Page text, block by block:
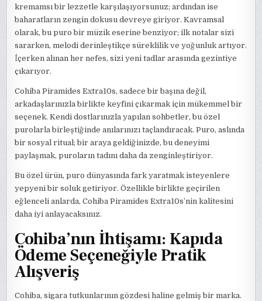
kremamsı bir lezzetle karşılaşıyorsunuz; ardından ise
baharatların zengin dokusu devreye giriyor. Kavramsal
olarak, bu puro bir müzik eserine benziyor; ilk notalar sizi
sararken, melodi derinleştikçe süreklilik ve yoğunluk artıyor.
İçerken alınan her nefes, sizi yeni tadlar arasında gezintiye
çıkarıyor.
Cohiba Piramides Extra10s, sadece bir başına değil,
arkadaşlarınızla birlikte keyfini çıkarmak için mükemmel bir
seçenek. Kendi dostlarınızla yapılan sohbetler, bu özel
purolarla birleştiğinde anılarınızı taçlandıracak. Puro, aslında
bir sosyal ritual; bir araya geldiğinizde, bu deneyimi
paylaşmak, puroların tadını daha da zenginleştiriyor.
Bu özel ürün, puro dünyasında fark yaratmak isteyenlere
yepyeni bir soluk getiriyor. Özellikle birlikte geçirilen
eğlenceli anlarda, Cohiba Piramides Extra10s’nin kalitesini
daha iyi anlayacaksınız.
Cohiba’nın İhtişamı: Kapıda
Ödeme Seçeneğiyle Pratik
Alışveriş
Cohiba, sigara tutkunlarının gözdesi haline gelmiş bir marka.